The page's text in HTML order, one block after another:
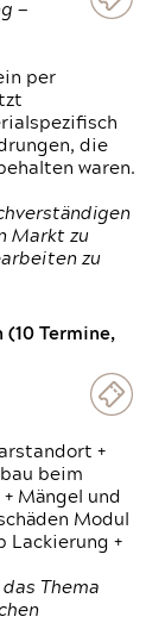
—
per
die
waren.
Markt zu
zu
Termine,
+
beim
Mängel und
Modul
Lackierung +
Thema